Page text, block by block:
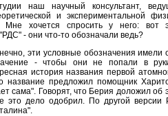
наш научный консультант,
и экспериментальной
Мне хочется спросить у него: вот
- они что-то обозначали ведь?
эти условные обозначения имели
- чтобы они не попали в
история названия первой
название предложил помощник
сама". Говорят, что Берия доложил об
это дело одобрил. По другой версии